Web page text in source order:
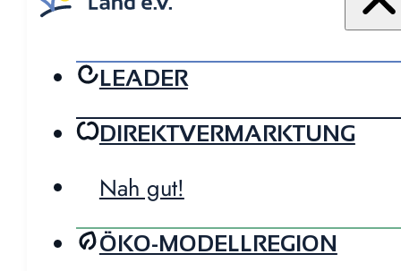
LEADER
DIREKTVERMARKTUNG
Nah gut!
ÖKO-MODELLREGION